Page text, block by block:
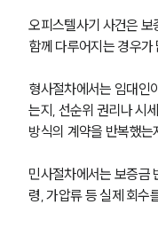
오피스텔사기 사건은
함께 다루어지는 경우가
형사절차에서는 임대인
는지, 선순위 권리나 시
방식의 계약을 반복했는
민사절차에서는 보증금
령, 가압류 등 실제 회수